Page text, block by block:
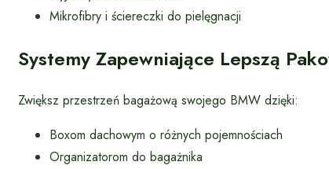
Mikrofibry i ściereczki do pielęgnacji
Systemy Zapewniające Lepszą
Zwiększ przestrzeń bagażową swojego BMW dzięki:
Boxom dachowym o różnych pojemnościach
Organizatorom do bagażnika